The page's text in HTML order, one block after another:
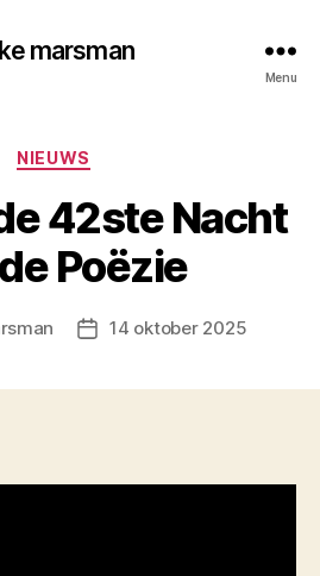
marsman
Menu
Categorieën
NIEUWS
42ste Nacht
Poëzie
Berichtdatum
14 oktober 2025